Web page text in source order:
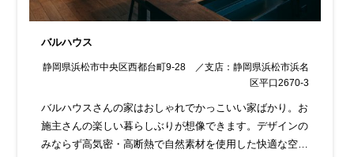
バルハウス
静岡県浜松市中央区西都台町9-28 ／支店：静岡県浜松市浜名
区平口2670-3
バルハウスさんの家はおしゃれでかっこいい家ばかり。お
施主さんの楽しい暮らしぶりが想像できます。デザインの
みならず高気密・高断熱で自然素材を使用した快適な空間